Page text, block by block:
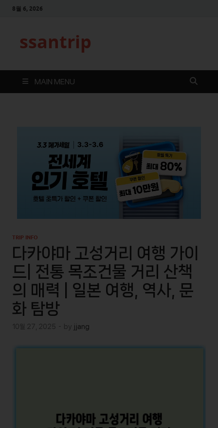
8월 6, 2026
ssantrip
MAIN MENU
TRIP INFO
다카야마 고성거리 여행 가이
드| 전통 목조건물 거리 산책
의 매력 | 일본 여행, 역사, 문
화 탐방
10월 27, 2025 - by jjang